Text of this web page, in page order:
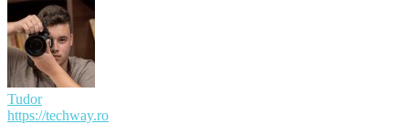
Tudor
https://techway.ro